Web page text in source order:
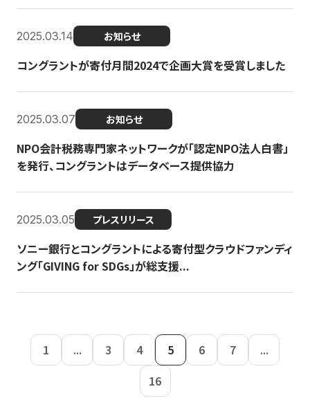
2025.03.14 お知らせ
コングラントが寄付月間2024で企画大賞を受賞しました
2025.03.07 お知らせ
NPO会計税務専門家ネットワークが「認定NPO法人白書」
を発行、コングラントはデータベース提供協力
2025.03.05 プレスリリース
ソニー銀行とコングラントによる寄付型クラウドファンディ
ング「GIVING for SDGs」が総支援...
1 ... 3 4 5 6 7
...
16